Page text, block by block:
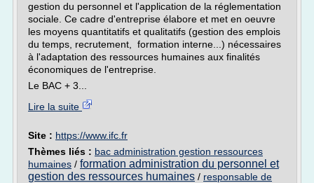
gestion du personnel et l'application de la réglementation
sociale. Ce cadre d'entreprise élabore et met en oeuvre
les moyens quantitatifs et qualitatifs (gestion des emplois
du temps, recrutement, formation interne...) nécessaires
à l'adaptation des ressources humaines aux finalités
économiques de l'entreprise.
Le BAC + 3...
Lire la suite
Site : https://www.ifc.fr
Thèmes liés : bac administration gestion ressources
humaines / formation administration du personnel et
gestion des ressources humaines / responsable de